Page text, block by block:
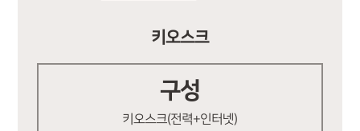
키오스크
구성
키오스크(전력+인터넷)